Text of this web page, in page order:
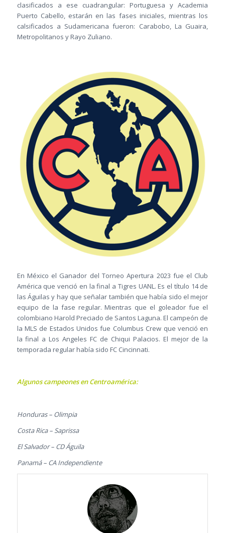
clasificados a ese cuadrangular: Portuguesa y Academia
Puerto Cabello, estarán en las fases iniciales, mientras los
calsificados a Sudamericana fueron: Carabobo, La Guaira,
Metropolitanos y Rayo Zuliano.
En México el Ganador del Torneo Apertura 2023 fue el Club
América que venció en la final a Tigres UANL. Es el título 14 de
las Águilas y hay que señalar también que había sido el mejor
equipo de la fase regular. Mientras que el goleador fue el
colombiano Harold Preciado de Santos Laguna. El campeón de
la MLS de Estados Unidos fue Columbus Crew que venció en
la final a Los Angeles FC de Chiqui Palacios. El mejor de la
temporada regular había sido FC Cincinnati.
Algunos campeones en Centroamérica:
Honduras – Olimpia
Costa Rica – Saprissa
El Salvador – CD Águila
Panamá – CA Independiente